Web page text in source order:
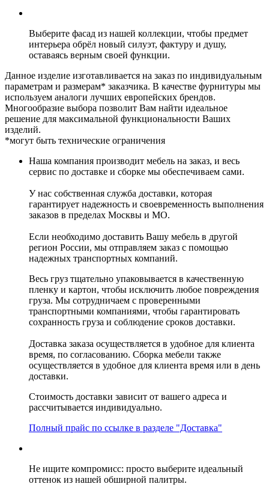
Выберите фасад из нашей коллекции, чтобы предмет
интерьера обрёл новый силуэт, фактуру и душу,
оставаясь верным своей функции.
Данное изделие изготавливается на заказ по индивидуальным
параметрам и размерам* заказчика. В качестве фурнитуры мы
используем аналоги лучших европейских брендов.
Многообразие выбора позволит Вам найти идеальное
решение для максимальной функциональности Ваших
изделий.
*могут быть технические ограничения
Наша компания производит мебель на заказ, и весь
сервис по доставке и сборке мы обеспечиваем сами.
У нас собственная служба доставки, которая
гарантирует надежность и своевременность выполнения
заказов в пределах Москвы и МО.
Если необходимо доставить Вашу мебель в другой
регион России, мы отправляем заказ с помощью
надежных транспортных компаний.
Весь груз тщательно упаковывается в качественную
пленку и картон, чтобы исключить любое повреждения
груза. Мы сотрудничаем с проверенными
транспортными компаниями, чтобы гарантировать
сохранность груза и соблюдение сроков доставки.
Доставка заказа осуществляется в удобное для клиента
время, по согласованию. Сборка мебели также
осуществляется в удобное для клиента время или в день
доставки.
Стоимость доставки зависит от вашего адреса и
рассчитывается индивидуально.
Полный прайс по ссылке в разделе "Доставка"
Не ищите компромисс: просто выберите идеальный
оттенок из нашей обширной палитры.